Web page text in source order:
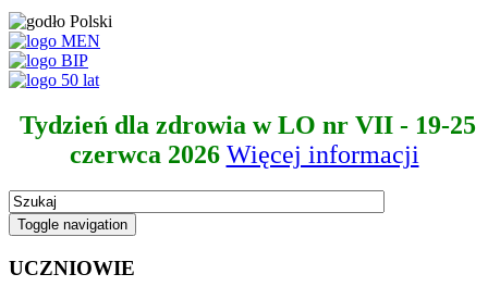
Tydzień dla zdrowia w LO nr VII - 19-25
czerwca 2026 Więcej informacji
Toggle navigation
UCZNIOWIE